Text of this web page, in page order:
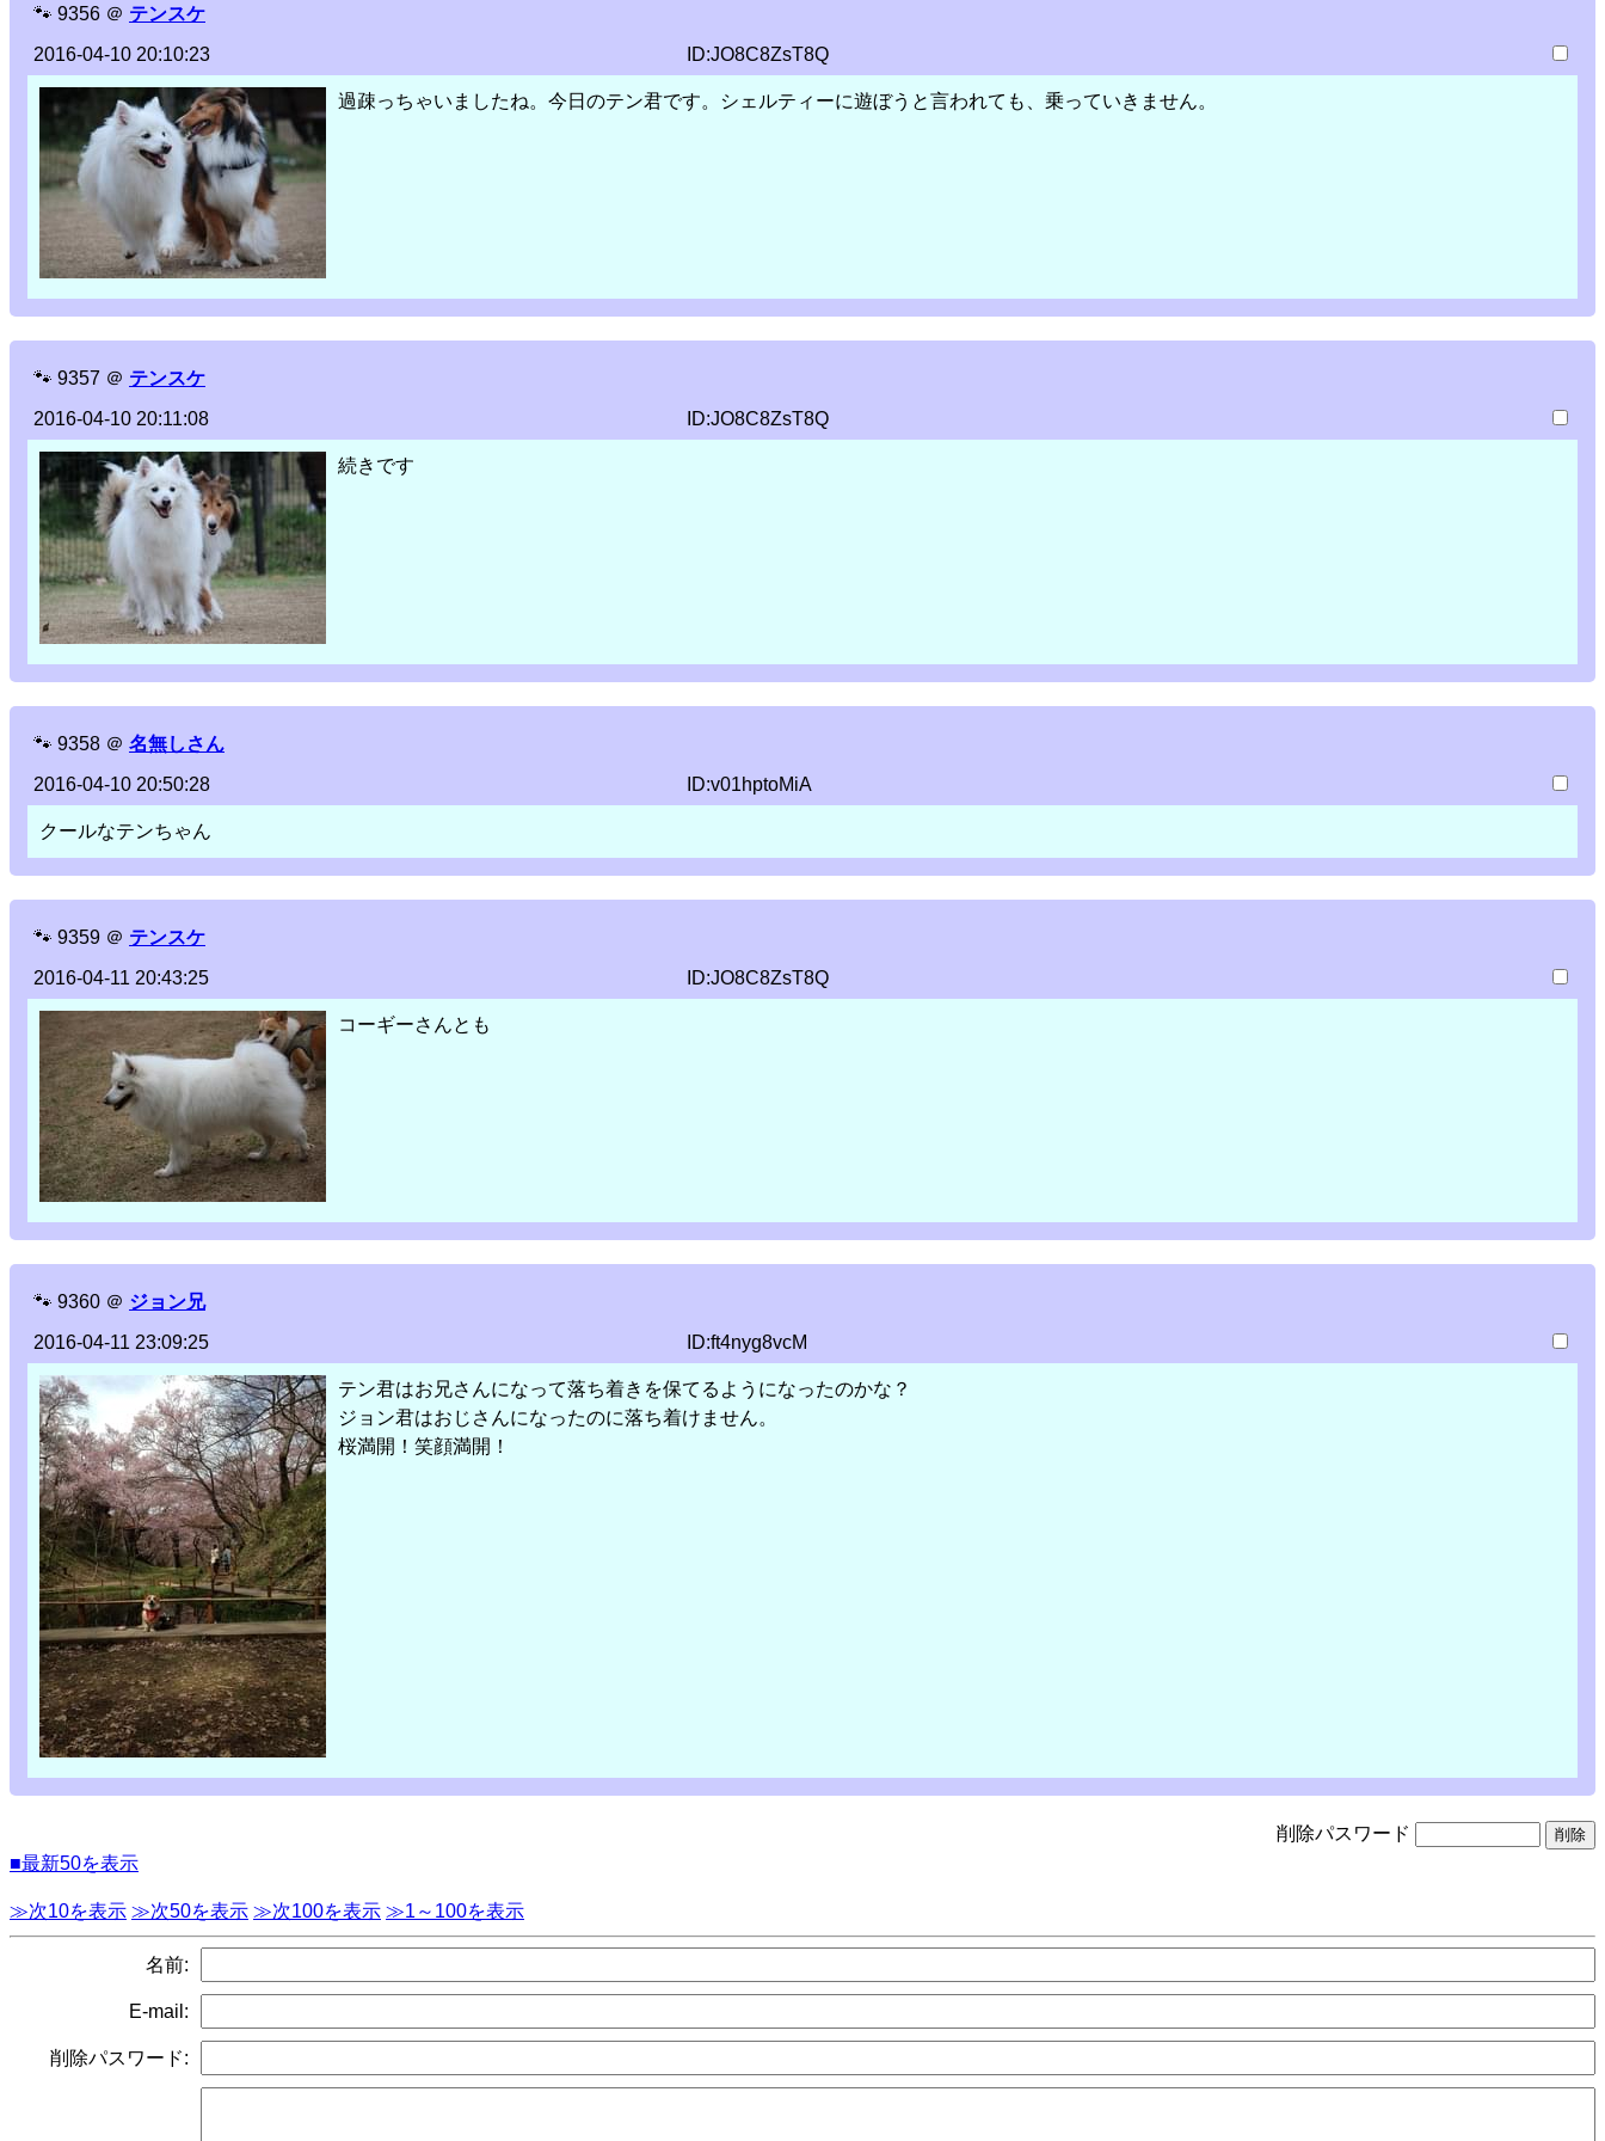
🐾 9356 ＠ テンスケ
2016-04-10 20:10:23
ID:JO8C8ZsT8Q
過疎っちゃいましたね。今日のテン君です。シェルティーに遊ぼうと言われても、乗っていきません。
🐾 9357 ＠ テンスケ
2016-04-10 20:11:08
ID:JO8C8ZsT8Q
続きです
🐾 9358 ＠ 名無しさん
2016-04-10 20:50:28
ID:v01hptoMiA
クールなテンちゃん
🐾 9359 ＠ テンスケ
2016-04-11 20:43:25
ID:JO8C8ZsT8Q
コーギーさんとも
🐾 9360 ＠ ジョン兄
2016-04-11 23:09:25
ID:ft4nyg8vcM
テン君はお兄さんになって落ち着きを保てるようになったのかな？
ジョン君はおじさんになったのに落ち着けません。
桜満開！笑顔満開！
削除パスワード
■最新50を表示
≫次10を表示 ≫次50を表示 ≫次100を表示 ≫1～100を表示
名前:
E-mail:
削除パスワード: